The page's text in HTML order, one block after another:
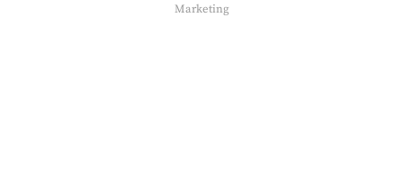
Marketing